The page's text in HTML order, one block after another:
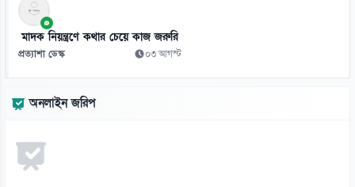
মাদক নিয়ন্ত্রণে কথার চেয়ে কাজ জরুরি
প্রত্যাশা ডেস্ক ০৩ আগস্ট
অনলাইন জরিপ